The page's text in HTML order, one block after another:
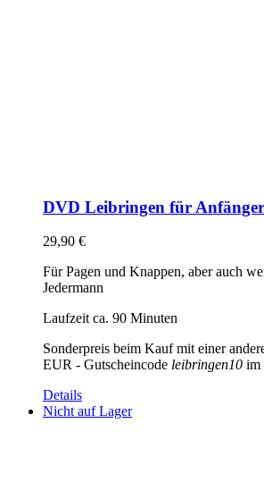
DVD Leibringen für Anfänger
29,90 €
Für Pagen und Knappen, aber auch
Jedermann
Laufzeit ca. 90 Minuten
Sonderpreis beim Kauf mit einer
EUR - Gutscheincode leibringen10 im
Details
Nicht auf Lager